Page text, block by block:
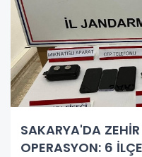
SAKARYA'DA
OPERASYON: 6